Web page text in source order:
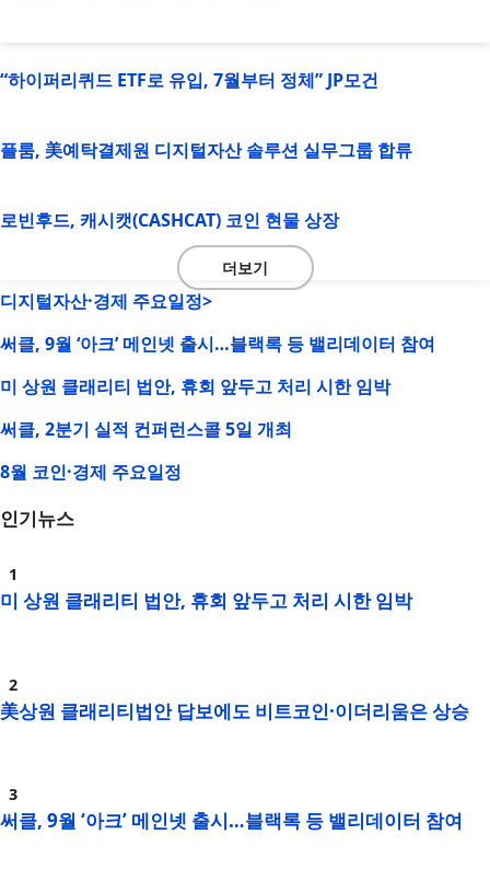
“하이퍼리퀴드 ETF로 유입, 7월부터 정체” JP모건
플룸, 美예탁결제원 디지털자산 솔루션 실무그룹 합류
로빈후드, 캐시캣(CASHCAT) 코인 현물 상장
더보기
디지털자산·경제 주요일정>
써클, 9월 ‘아크’ 메인넷 출시…블랙록 등 밸리데이터 참여
미 상원 클래리티 법안, 휴회 앞두고 처리 시한 임박
써클, 2분기 실적 컨퍼런스콜 5일 개최
8월 코인·경제 주요일정
인기뉴스
미 상원 클래리티 법안, 휴회 앞두고 처리 시한 임박
美상원 클래리티법안 답보에도 비트코인·이더리움은 상승
써클, 9월 ‘아크’ 메인넷 출시…블랙록 등 밸리데이터 참여